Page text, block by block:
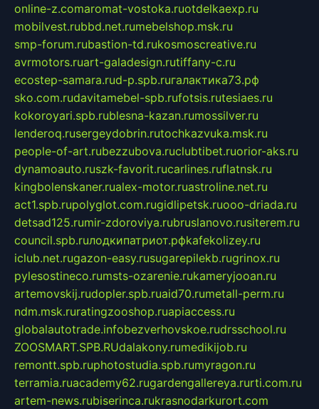
online-z.comaromat-vostoka.ruotdelkaexp.ru
mobilvest.rubbd.net.rumebelshop.msk.ru
smp-forum.rubastion-td.rukosmoscreative.ru
avrmotors.ruart-galadesign.rutiffany-c.ru
ecostep-samara.rud-p.spb.ruгалактика73.рф
sko.com.rudavitamebel-spb.rufotsis.rutesiaes.ru
kokoroyari.spb.rublesna-kazan.rumossilver.ru
lenderoq.rusergeydobrin.rutochkazvuka.msk.ru
people-of-art.rubezzubova.ruclubtibet.ruorior-aks.ru
dynamoauto.ruszk-favorit.rucarlines.ruflatnsk.ru
kingbolenskaner.rualex-motor.ruastroline.net.ru
act1.spb.rupolyglot.com.rugidlipetsk.ruooo-driada.ru
detsad125.rumir-zdoroviya.rubruslanovo.rusiterem.ru
council.spb.ruлодкипатриот.рфkafekolizey.ru
iclub.net.rugazon-easy.rusugarepilekb.rugrinox.ru
pylesostineco.rumsts-ozarenie.rukameryjooan.ru
artemovskij.rudopler.spb.ruaid70.rumetall-perm.ru
ndm.msk.ruratingzooshop.ruapiaccess.ru
globalautotrade.infobezverhovskoe.rudrsschool.ru
ZOOSMART.SPB.RUdalakony.rumedikijob.ru
remontt.spb.ruphotostudia.spb.rumyragon.ru
terramia.ruacademy62.rugardengallereya.rurti.com.ru
artem-news.rubiserinca.rukrasnodarkurort.com